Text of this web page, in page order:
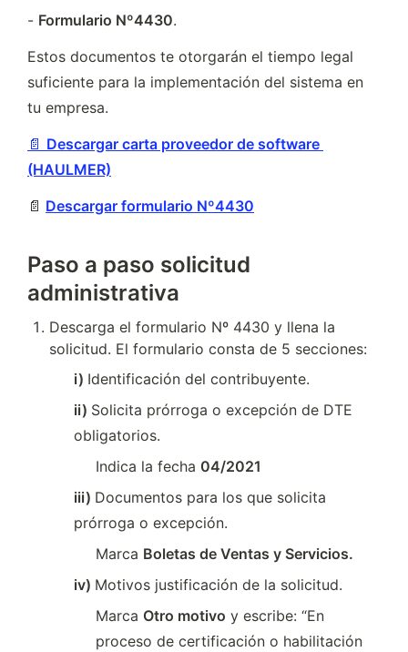
- Formulario Nº4430.
Estos documentos te otorgarán el tiempo legal
suficiente para la implementación del sistema en
tu empresa.
📄 Descargar carta proveedor de software
(HAULMER)
📄 Descargar formulario Nº4430
Paso a paso solicitud
administrativa
Descarga el formulario Nº 4430 y llena la
solicitud. El formulario consta de 5 secciones:
i) Identificación del contribuyente.
ii) Solicita prórroga o excepción de DTE
obligatorios.
Indica la fecha 04/2021
iii) Documentos para los que solicita
prórroga o excepción.
Marca Boletas de Ventas y Servicios.
iv) Motivos justificación de la solicitud.
Marca Otro motivo y escribe: “En
proceso de certificación o habilitación